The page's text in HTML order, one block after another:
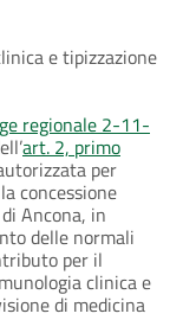
e tipizzazione
regionale 2-11-
art. 2, primo
per
concessione
Ancona, in
delle normali
per il
clinica e
di medicina